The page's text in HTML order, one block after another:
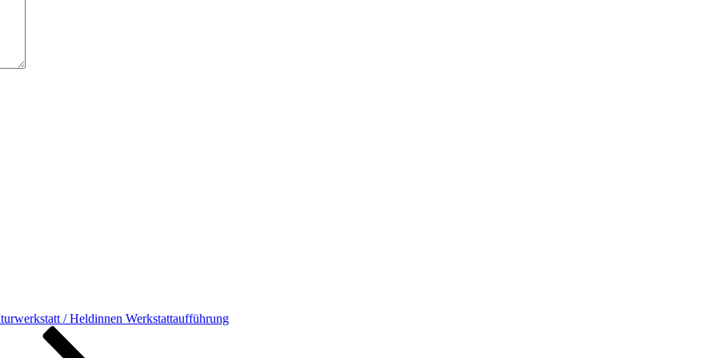
/ Heldinnen Werkstattaufführung